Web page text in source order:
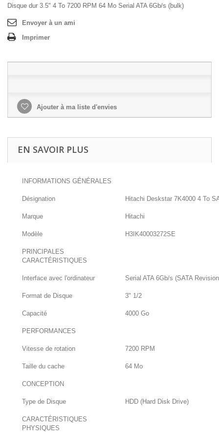
Disque dur 3.5" 4 To 7200 RPM 64 Mo Serial ATA 6Gb/s (bulk)
Envoyer à un ami
Imprimer
Ajouter à ma liste d'envies
EN SAVOIR PLUS
INFORMATIONS GÉNÉRALES
Désignation Hitachi Deskstar 7K4000 4 To
Marque Hitachi
Modèle H3IK40003272SE
PRINCIPALES
CARACTÉRISTIQUES
Interface avec l'ordinateur Serial ATA 6Gb/s (SATA
Format de Disque 3" 1/2
Capacité 4000 Go
PERFORMANCES
Vitesse de rotation 7200 RPM
Taille du cache 64 Mo
CONCEPTION
Type de Disque HDD (Hard Disk Drive)
CARACTÉRISTIQUES
PHYSIQUES